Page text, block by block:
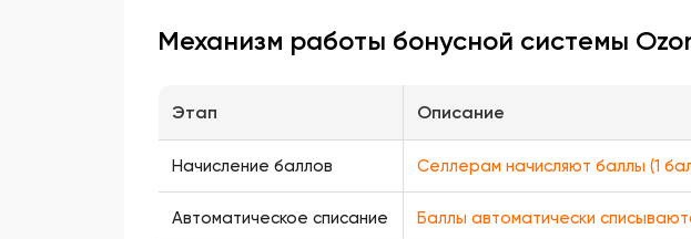
Механизм работы бонусной системы
Этап Описание
Начисление баллов Селлерам начисляют баллы (1
Автоматическое списание Баллы автоматически